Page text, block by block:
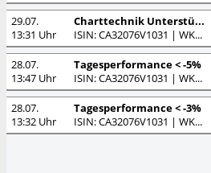
29.07.
13:31 Uhr
Charttechnik Unterstützungslinie (horizontal)
ISIN: CA32076V1031 | WKN: A0LHKJ
28.07.
13:47 Uhr
Tagesperformance < -5%
ISIN: CA32076V1031 | WKN: A0LHKJ
28.07.
13:32 Uhr
Tagesperformance < -3%
ISIN: CA32076V1031 | WKN: A0LHKJ